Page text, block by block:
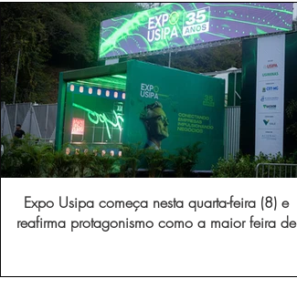
Expo Usipa começa nesta quarta-feira (8) e
reafirma protagonismo como a maior feira de